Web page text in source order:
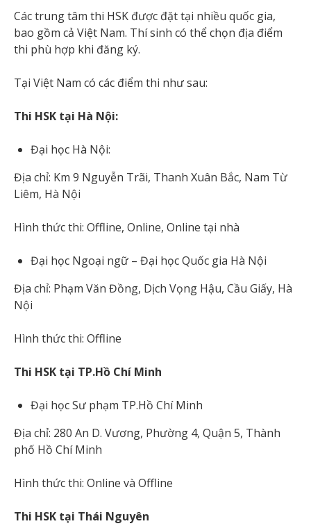
Các trung tâm thi HSK được đặt tại nhiều quốc gia,
bao gồm cả Việt Nam. Thí sinh có thể chọn địa điểm
thi phù hợp khi đăng ký.
Tại Việt Nam có các điểm thi như sau:
Thi HSK tại Hà Nội:
Đại học Hà Nội:
Địa chỉ: Km 9 Nguyễn Trãi, Thanh Xuân Bắc, Nam Từ
Liêm, Hà Nội
Hình thức thi: Offline, Online, Online tại nhà
Đại học Ngoại ngữ – Đại học Quốc gia Hà Nội
Địa chỉ: Phạm Văn Đồng, Dịch Vọng Hậu, Cầu Giấy, Hà
Nội
Hình thức thi: Offline
Thi HSK tại TP.Hồ Chí Minh
Đại học Sư phạm TP.Hồ Chí Minh
Địa chỉ: 280 An D. Vương, Phường 4, Quận 5, Thành
phố Hồ Chí Minh
Hình thức thi: Online và Offline
Thi HSK tại Thái Nguyên